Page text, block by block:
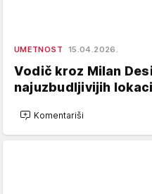
UMETNOST 15.04.2026.
Vodič kroz Milan
najuzbudljivijih
Komentariši